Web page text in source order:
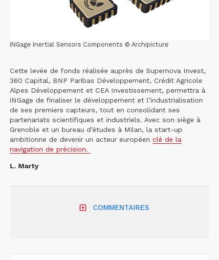
iNGage Inertial Sensors Components © Archipicture
Cette levée de fonds réalisée auprès de Supernova Invest,
360 Capital, BNP Paribas Développement, Crédit Agricole
Alpes Développement et CEA Investissement, permettra à
iNGage de finaliser le développement et l’industrialisation
de ses premiers capteurs, tout en consolidant ses
partenariats scientifiques et industriels. Avec son siège à
Grenoble et un bureau d’études à Milan, la start-up
ambitionne de devenir un acteur européen clé de la
navigation de précision.
L. Marty
COMMENTAIRES